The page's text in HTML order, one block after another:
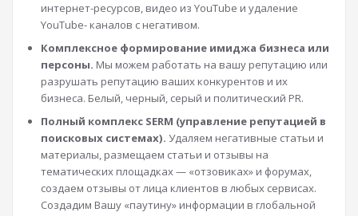
интернет-ресурсов, видео из YouTube и удаление
YouTube- каналов с негативом.
Комплексное формирование имиджа бизнеса или
персоны. Мы можем работать на вашу репутацию или
разрушать репутацию ваших конкурентов и их
бизнеса. Белый, черный, серый и политический PR.
Полный комплекс SERM (управление репутацией в
поисковых системах). Удаляем негативные статьи и
материалы, размещаем статьи и отзывы на
тематических площадках — «отзовиках» и форумах,
создаем отзывы от лица клиентов в любых сервисах.
Создадим Вашу «паутину» информации в глобальной